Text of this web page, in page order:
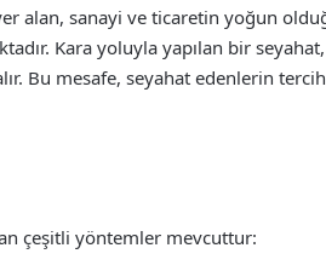
alan, sanayi ve ticaretin yoğun
Kara yoluyla yapılan bir
Bu mesafe, seyahat edenlerin
çeşitli yöntemler mevcuttur: